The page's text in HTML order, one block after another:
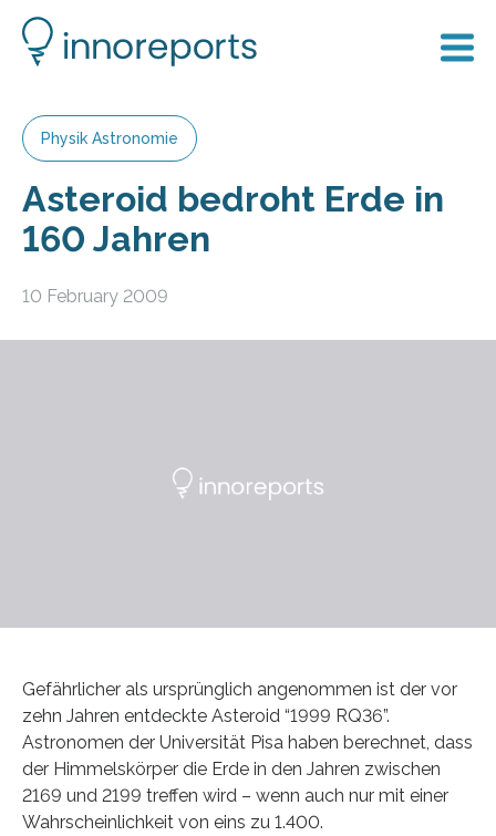
Physik Astronomie
Asteroid bedroht Erde in
160 Jahren
10 February 2009
Gefährlicher als ursprünglich angenommen ist der vor
zehn Jahren entdeckte Asteroid “1999 RQ36”.
Astronomen der Universität Pisa haben berechnet, dass
der Himmelskörper die Erde in den Jahren zwischen
2169 und 2199 treffen wird – wenn auch nur mit einer
Wahrscheinlichkeit von eins zu 1.400.